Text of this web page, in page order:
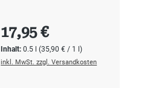
Inhalt:0.5 l(35,90 € / 1 l)
Regulärer Preis:
17,95 €
inkl. MwSt. zzgl. Versandkosten